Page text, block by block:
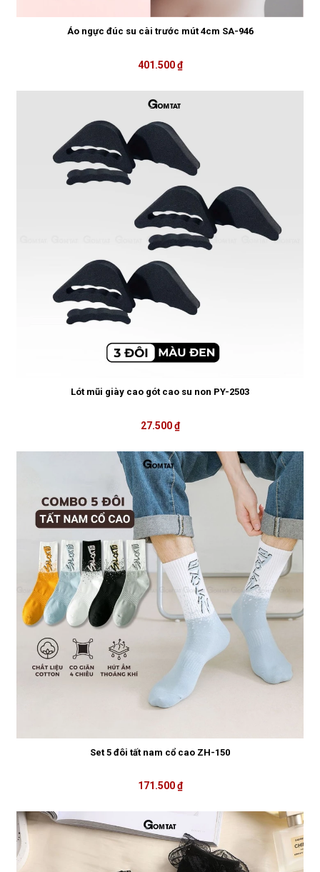
Áo ngực đúc su cài trước mút 4cm SA-946
401.500 ₫
Lót mũi giày cao gót cao su non PY-2503
27.500 ₫
Set 5 đôi tất nam cổ cao ZH-150
171.500 ₫